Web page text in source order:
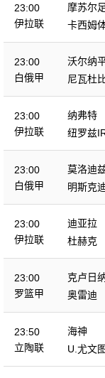
23:00
伊拉联
摩苏尔
卡西姆
23:00
白俄甲
沃尔纳
尼瓦杜
23:00
伊拉联
纳弗特
纽罗兹
23:00
白俄甲
莫洛迪
明斯克
队
23:00
伊拉联
迪亚拉
杜赫克
23:00
罗篮甲
克卢日
奥雷迪
23:50
立陶联
海神
U.尤文